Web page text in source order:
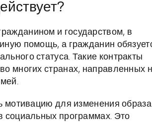
и государством, в
помощь, а гражданин
статуса. Такие контракты
многих странах, направленных
мотивацию для изменения образа
социальных программах. Это